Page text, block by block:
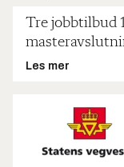
Tre jobbtilbud
Les mer